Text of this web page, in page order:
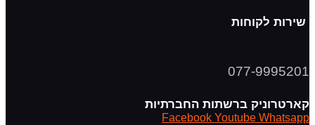
שירות לקוחות
077-9995201
קארטרוניק ברשתות החברתיות
Facebook Youtube Whatsapp